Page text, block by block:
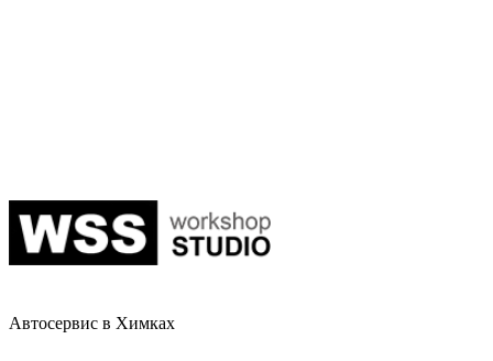
Автосервис в Химках